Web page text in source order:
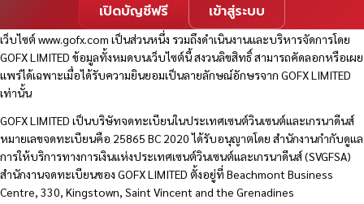
เปิดบัญชีฟรี เข้าสู่ระบบ
เว็บไซต์www.gofx.com เป็นส่วนหนึ่ง รวมถึงดำเนินงานและบริหารจัดการโดย
GOFX LIMITED ข้อมูลทั้งหมดบนเว็บไซต์นี้ สงวนลิขสิทธิ์ สามารถคัดลอกหรือเผย
แพร่ได้เฉพาะเมื่อได้รับความยินยอมเป็นลายลักษณ์อักษรจาก GOFX LIMITED
เท่านั้น
GOFX LIMITED เป็นบริษัทจดทะเบียนในประเทศเซนต์วินเซนต์และเกรนาดีนส์
หมายเลขจดทะเบียนคือ 25865 BC 2020 ได้รับอนุญาตโดย สำนักงานกำกับดูแล
การให้บริการทางการเงินแห่งประเทศเซนต์วินเซนต์และเกรนาดีนส์ (SVGFSA)
สำนักงานจดทะเบียนของ GOFX LIMITED ตั้งอยู่ที่ Beachmont Business
Centre, 330, Kingstown, Saint Vincent and the Grenadines